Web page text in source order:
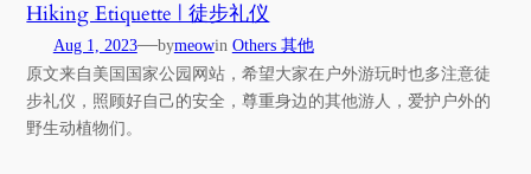
Hiking Etiquette | 徒步礼仪
Aug 1, 2023—bymeowin Others 其他
原文来自美国国家公园网站，希望大家在户外游玩时也多注意徒
步礼仪，照顾好自己的安全，尊重身边的其他游人，爱护户外的
野生动植物们。